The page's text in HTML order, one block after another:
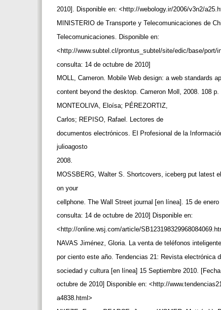
2010]. Disponible en: <http://webology.ir/2006/v3n2/
MINISTERIO de Transporte y Telecomunicaciones de
Telecomunicaciones. Disponible en:
<http://www.subtel.cl/prontus_subtel/site/edic/base/
consulta: 14 de octubre de 2010]
MOLL, Cameron. Mobile Web design: a web standards
content beyond the desktop. Cameron Moll, 2008. 108 p.
MONTEOLIVA, Eloísa; PÉREZORTIZ,
Carlos; REPISO, Rafael. Lectores de
documentos electrónicos. El Profesional de la
julioagosto
2008.
MOSSBERG, Walter S. Shortcovers, iceberg put latest
on your
cellphone. The Wall Street journal [en línea]. 15 de
consulta: 14 de octubre de 2010] Disponible en:
<http://online.wsj.com/article/
NAVAS Jiménez, Gloria. La venta de teléfonos
por ciento este año. Tendencias 21: Revista electrónica
sociedad y cultura [en línea] 15 Septiembre 2010.
octubre de 2010] Disponible en: <http://
a4838.html>